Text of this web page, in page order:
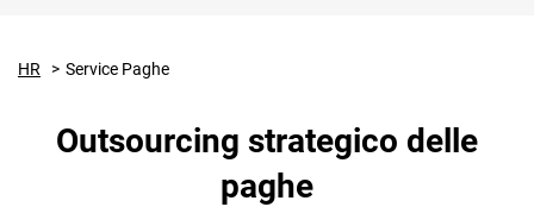
Trust Services
TeamSystem Corporate
HR Service Paghe
Outsourcing strategico delle
paghe